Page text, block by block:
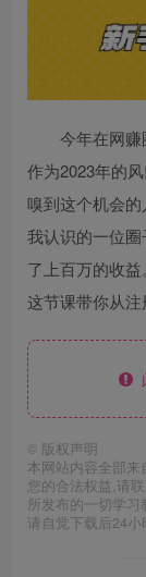
今年在网赚
作为2023年的
嗅到这个机会的
我认识的一位
了上百万的收益。
这节课带你从注
© 版权声明
本网站内容全部
您的合法权益,请
所发布的一切学习
请自觉下载后24